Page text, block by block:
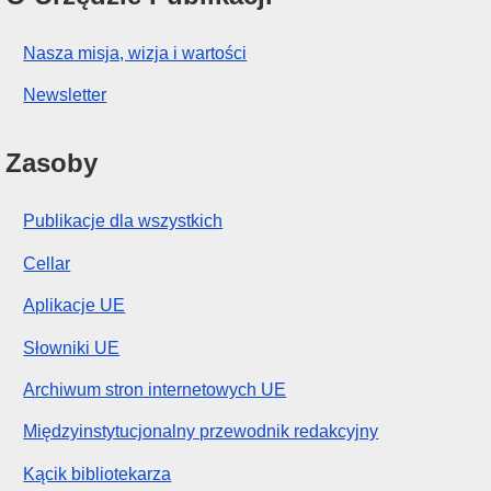
Nasza misja, wizja i wartości
Newsletter
Zasoby
Publikacje dla wszystkich
Cellar
Aplikacje UE
Słowniki UE
Archiwum stron internetowych UE
Międzyinstytucjonalny przewodnik redakcyjny
Kącik bibliotekarza